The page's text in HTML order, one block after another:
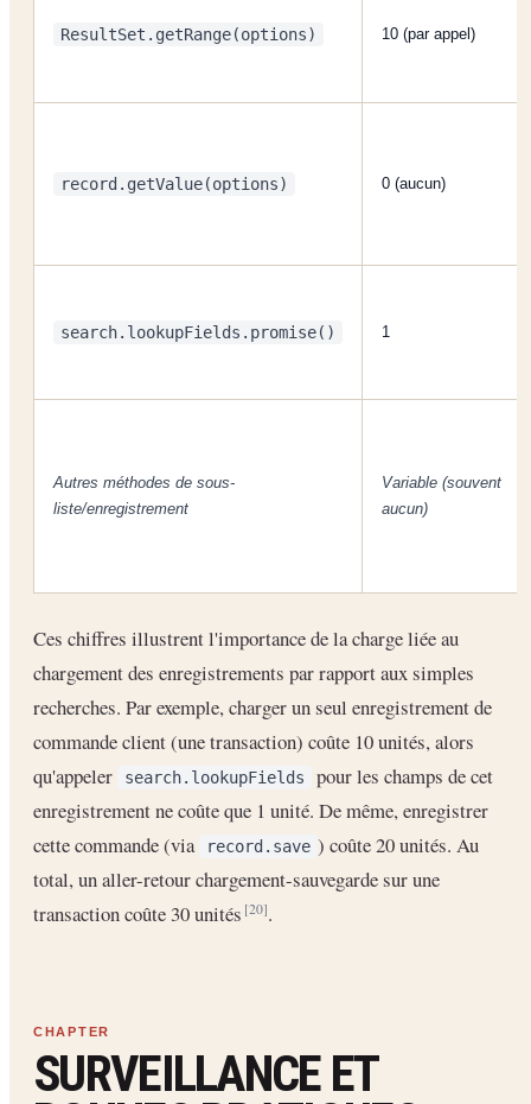
ResultSet.getRange(options) 10 (par appel)
record.getValue(options) 0 (aucun)
search.lookupFields.promise() 1
Autres méthodes de sous-
liste/enregistrement
Variable (souvent
aucun)
Ces chiffres illustrent l'importance de la charge liée au
chargement des enregistrements par rapport aux simples
recherches. Par exemple, charger un seul enregistrement de
commande client (une transaction) coûte 10 unités, alors
qu'appeler
search.lookupFields
pour les champs de cet
enregistrement ne coûte que 1 unité. De même, enregistrer
cette commande (via
record.save ) coûte 20 unités. Au
total, un aller-retour chargement-sauvegarde sur une
transaction coûte 30 unités[20].
SURVEILLANCE ET